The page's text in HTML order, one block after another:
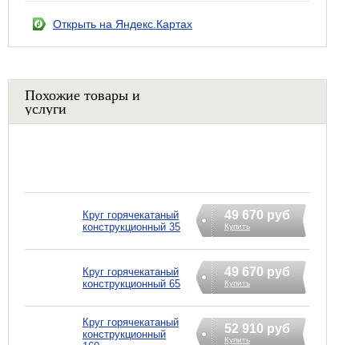
Открыть на Яндекс.Картах
Похожие товары и
услуги
Круг горячекатаный
конструкционный 35
49 670 руб
Купить
Круг горячекатаный
конструкционный 65
49 670 руб
Купить
Круг горячекатаный
конструкционный
52 910 руб
Купить